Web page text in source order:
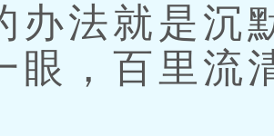
办法就是沉
眼，百里流